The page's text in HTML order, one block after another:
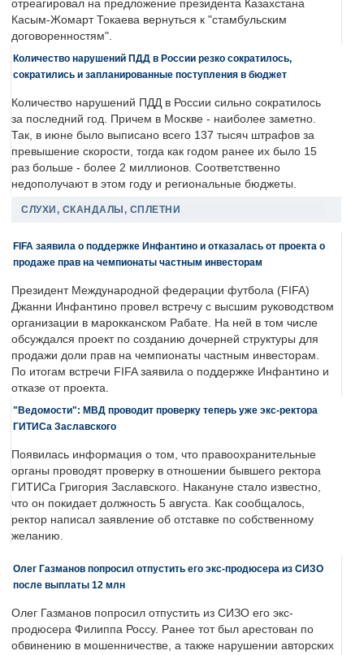
отреагировал на предложение президента Казахстана
Касым-Жомарт Токаева вернуться к "стамбульским
договоренностям".
Количество нарушений ПДД в России резко сократилось,
сократились и запланированные поступления в бюджет
Количество нарушений ПДД в России сильно сократилось
за последний год. Причем в Москве - наиболее заметно.
Так, в июне было выписано всего 137 тысяч штрафов за
превышение скорости, тогда как годом ранее их было 15
раз больше - более 2 миллионов. Соответственно
недополучают в этом году и региональные бюджеты.
СЛУХИ, СКАНДАЛЫ, СПЛЕТНИ
FIFA заявила о поддержке Инфантино и отказалась от проекта о
продаже прав на чемпионаты частным инвесторам
Президент Международной федерации футбола (FIFA)
Джанни Инфантино провел встречу с высшим руководством
организации в марокканском Рабате. На ней в том числе
обсуждался проект по созданию дочерней структуры для
продажи доли прав на чемпионаты частным инвесторам.
По итогам встречи FIFA заявила о поддержке Инфантино и
отказе от проекта.
"Ведомости": МВД проводит проверку теперь уже экс-ректора
ГИТИСа Заславского
Появилась информация о том, что правоохранительные
органы проводят проверку в отношении бывшего ректора
ГИТИСа Григория Заславского. Накануне стало известно,
что он покидает должность 5 августа. Как сообщалось,
ректор написал заявление об отставке по собственному
желанию.
Олег Газманов попросил отпустить его экс-продюсера из СИЗО
после выплаты 12 млн
Олег Газманов попросил отпустить из СИЗО его экс-
продюсера Филиппа Россу. Ранее тот был арестован по
обвинению в мошенничестве, а также нарушении авторских